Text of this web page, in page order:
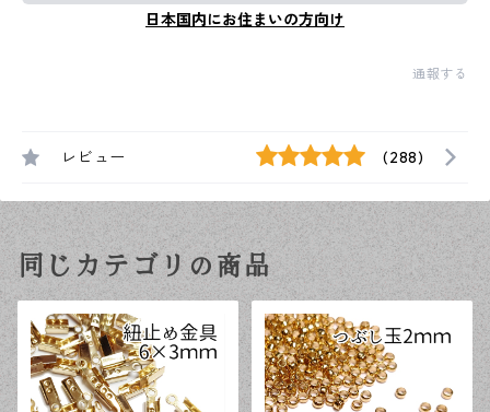
日本国内にお住まいの方向け
通報する
レビュー (288)
同じカテゴリの商品